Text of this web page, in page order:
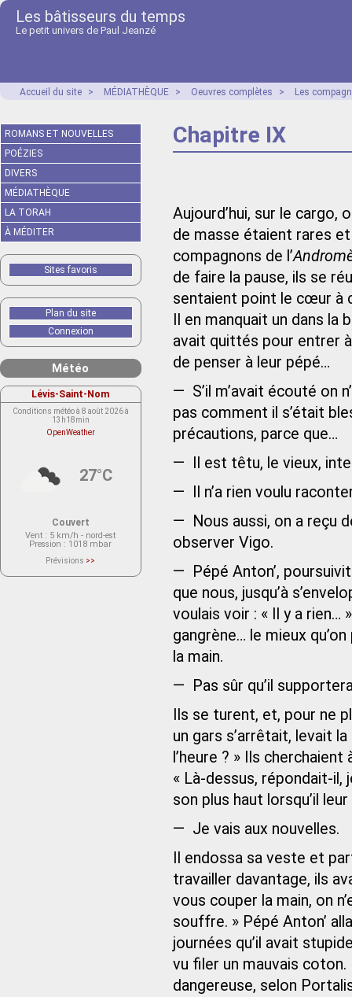
Les bâtisseurs du temps
Le petit univers de Paul Jeanzé
Accueil du site > MÉDIATHÈQUE > Oeuvres complètes > Les
Chapitre IX
Aujourd’hui, sur le cargo,
de masse étaient rares
compagnons de l’
de faire la pause, ils se
sentaient point le cœur à
Il en manquait un dans la
avait quittés pour entrer
de penser à leur pépé…
— S’il m’avait écouté on
pas comment il s’était
précautions, parce que…
— Il est têtu, le vieux,
— Il n’a rien voulu
— Nous aussi, on a reçu
observer Vigo.
— Pépé Anton’,
que nous, jusqu’à
voulais voir : « Il y a rien…
gangrène… le mieux
la main.
— Pas sûr qu’il
Ils se turent, et, pour ne
un gars s’arrêtait, levait
l’heure ? » Ils
« Là-dessus, répondait-il,
son plus haut lorsqu’il leur
— Je vais aux nouvelles.
Il endossa sa veste et
travailler davantage, ils
vous couper la main, on
souffre. » Pépé Anton’
journées qu’il avait
vu filer un mauvais
dangereuse, selon
ROMANS ET NOUVELLES
POÉZIES
DIVERS
MÉDIATHÈQUE
LA TORAH
À MÉDITER
Sites favoris
Plan du site
Connexion
Météo
Lévis-Saint-Nom
Conditions météo à 8 août 2026 à
13h18min
OpenWeather
27°C
Couvert
Vent : 5 km/h - nord-est
Pression : 1018 mbar
Prévisions >>
actuellement aucune prévision